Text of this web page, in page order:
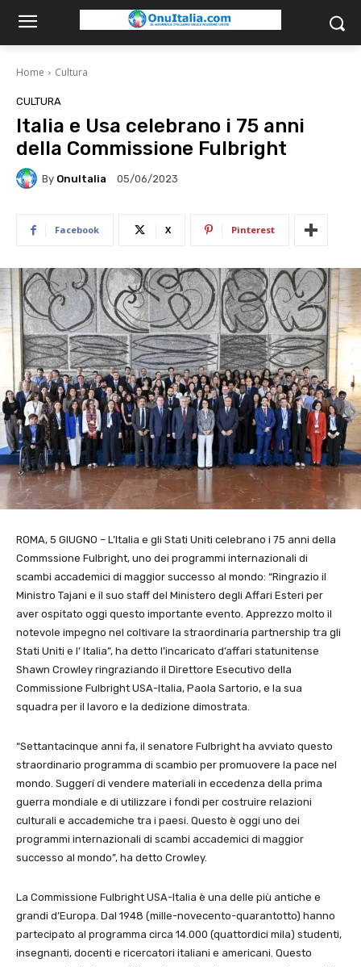
Home Cultura
CULTURA
Italia e Usa celebrano i 75 anni
della Commissione Fulbright
By OnuItalia 05/06/2023
Facebook X Pinterest
ROMA, 5 GIUGNO – L’Italia e gli Stati Uniti celebrano i 75 anni della
Commssione Fulbright, uno dei programmi internazionali di
scambi accademici di maggior successo al mondo: “Ringrazio il
Ministro Tajani e il suo staff del Ministero degli Affari Esteri per
aver ospitato oggi questo importante evento. Apprezzo molto il
notevole impegno nel coltivare la straordinaria partnership tra gli
Stati Uniti e l’ Italia”, ha detto l’incaricato d’affari statunitense
Shawn Crowley ringraziando il Direttore Esecutivo della
Commissione Fulbright USA-Italia, Paola Sartorio, e la sua
squadra per il lavoro e la dedizione dimostrata.
“Settantacinque anni fa, il senatore Fulbright ha avviato questo
straordinario programma di scambio per promuovere la pace nel
mondo. Suggerí di vendere materiali in eccedenza della prima
guerra mondiale e di utilizzare i fondi per costruire relazioni
culturali e accademiche tra i paesi. Questo è oggi uno dei
programmi internazionali di scambi accademici di maggior
successo al mondo”, ha detto Crowley.
La Commissione Fulbright USA-Italia è una delle più antiche e
grandi d’Europa. Dal 1948 (mille-novecento-quarantotto) hanno
partecipato al programma circa 14.000 (quattordici mila) studenti,
insegnanti, docenti e ricercatori italiani e americani. Questo